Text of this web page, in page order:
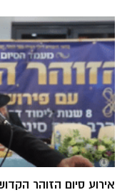
אירוע סיום הזוהר